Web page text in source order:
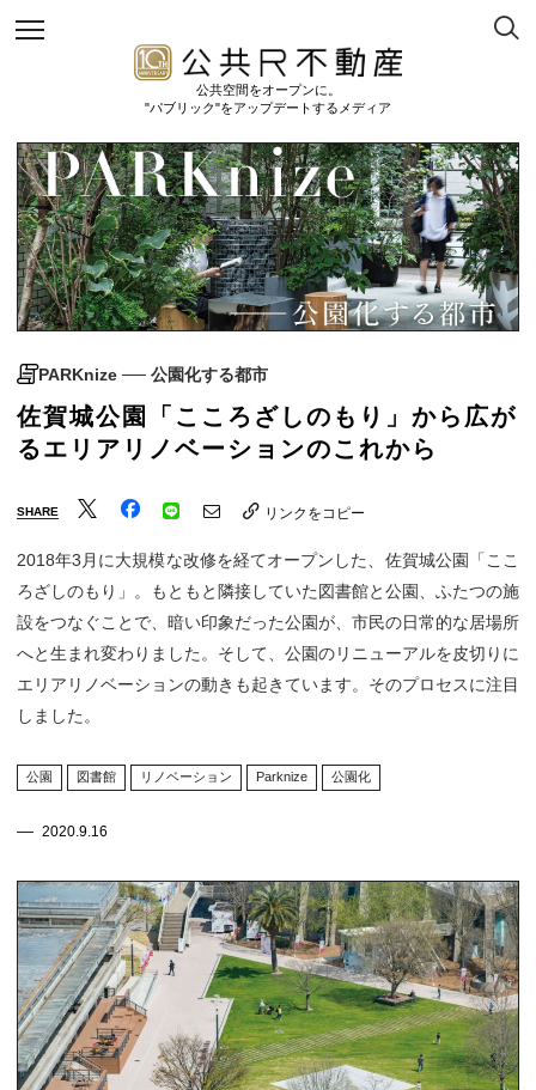
公共空間をオープンに。
"パブリック"をアップデートするメディア
PARKnize ── 公園化する都市
佐賀城公園「こころざしのもり」から広が
るエリアリノベーションのこれから
SHARE リンクをコピー
2018年3月に大規模な改修を経てオープンした、佐賀城公園「ここ
ろざしのもり」。もともと隣接していた図書館と公園、ふたつの施
設をつなぐことで、暗い印象だった公園が、市民の日常的な居場所
へと生まれ変わりました。そして、公園のリニューアルを皮切りに
エリアリノベーションの動きも起きています。そのプロセスに注目
しました。
公園 図書館 リノベーション Parknize 公園化
2020.9.16